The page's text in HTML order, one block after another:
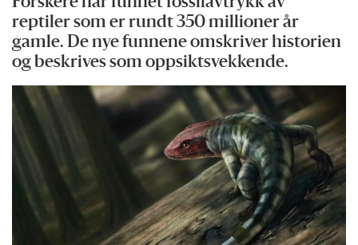
reptiler som er rundt 350 millioner år
gamle. De nye funnene omskriver historien
og beskrives som oppsiktsvekkende.